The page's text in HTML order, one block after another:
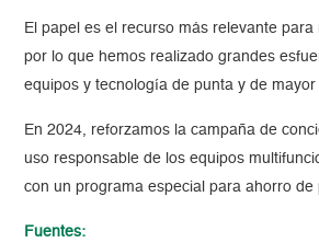
El papel es el recurso más relevante
por lo que hemos realizado grandes
equipos y tecnología de punta y de mayor
En 2024, reforzamos la campaña de
uso responsable de los equipos
con un programa especial para ahorro de
Fuentes: